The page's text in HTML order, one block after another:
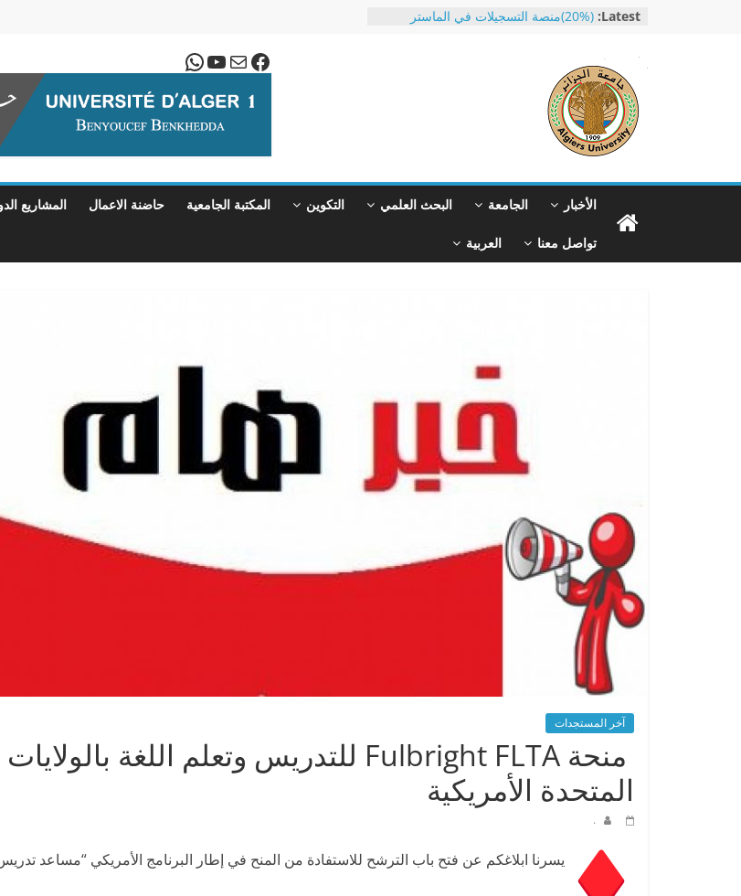
Latest: (20%)منصة التسجيلات في الماستر
باختتام الموسم الجامعي 2025-2026
طلب التسجيل ببكالوريا غير مستعملة
طلب إعادة إدماج بالنسبة للمنقطعين عن
الدراسة
جامعة
الجزائر
1
Université
فيسبوك
بريديوتيوبواتساب
الأخبار الجامعة البحث العلمي التكوين المكتبة الجامعية حاضنة الاعمال المشاريع
تواصل معنا العربية
آخر المستجدات
منحة Fulbright FLTA للتدريس وتعلم اللغة بالولايات
المتحدة الأمريكية
.
يسرنا ابلاغكم عن فتح باب الترشح للاستفادة من المنح في إطار البرنامج الأمريكي “مساعد